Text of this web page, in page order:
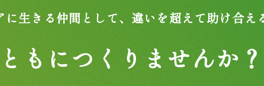
生きる仲間として、 違いを超えて助け合え
ともにつくりませんか？